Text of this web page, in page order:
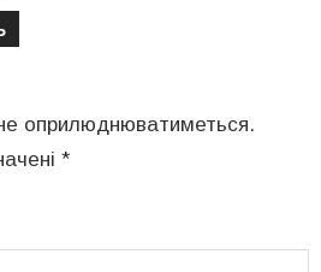
оприлюднюватиметься.
*